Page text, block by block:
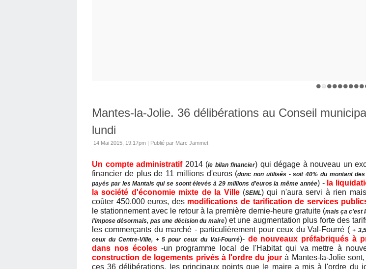
Mantes-la-Jolie. 36 délibérations au Conseil
lundi
14 Mai 2015, 19:17pm | Publié par Marc Jammet
Un compte administratif2014 (le bilan financier) qui dégage à nouveau un
financier de plus de 11 millions d'euros (donc non utilisés - soit 40% du montant
payés par les Mantais qui se soont élevés à 29 millions d'euros la même année) - la
la société d'économie mixte de la Ville(SEML) qui n'aura servi à rien
coûter 450.000 euros, des modifications de tarification de services
le stationnement avec le retour à la première demie-heure gratuite (mais ça c'est
l'impose désormais, pas une décision du maire) et une augmentation plus forte des
les commerçants du marché - particulièrement pour ceux du Val-Fourré (+
ceux du Centre-Ville, + 5 pour ceux du Val-Fourré)- de nouveaux préfabriqués à
dans nos écoles-un programme local de l'Habitat qui va mettre à
construction de logements privés à l'ordre du jour à Mantes-la-Jolie sont,
ces 36 délibérations, les principaux points que le maire a mis à l'ordre du